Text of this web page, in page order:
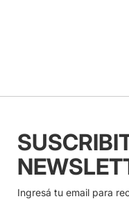
Ingresá tu email para